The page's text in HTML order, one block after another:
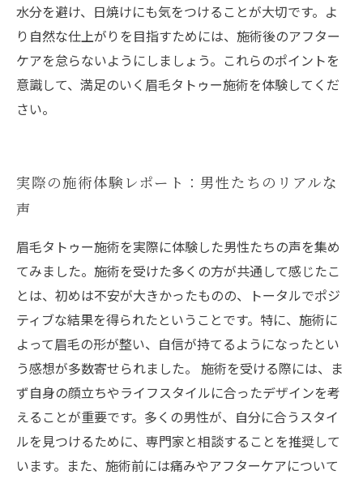
水分を避け、日焼けにも気をつけることが大切です。よ
り自然な仕上がりを目指すためには、施術後のアフター
ケアを怠らないようにしましょう。これらのポイントを
意識して、満足のいく眉毛タトゥー施術を体験してくだ
さい。
実際の施術体験レポート：男性たちのリアルな
声
眉毛タトゥー施術を実際に体験した男性たちの声を集め
てみました。施術を受けた多くの方が共通して感じたこ
とは、初めは不安が大きかったものの、トータルでポジ
ティブな結果を得られたということです。特に、施術に
よって眉毛の形が整い、自信が持てるようになったとい
う感想が多数寄せられました。 施術を受ける際には、ま
ず自身の顔立ちやライフスタイルに合ったデザインを考
えることが重要です。多くの男性が、自分に合うスタイ
ルを見つけるために、専門家と相談することを推奨して
います。また、施術前には痛みやアフターケアについて